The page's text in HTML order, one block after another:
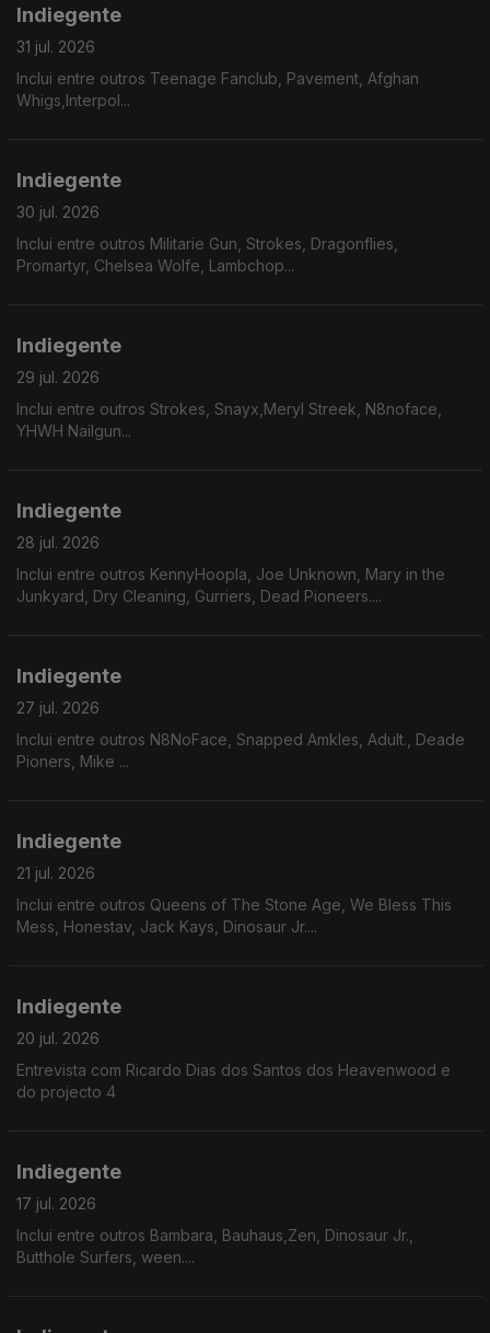
Indiegente
31 jul. 2026
Inclui entre outros Teenage Fanclub, Pavement, Afghan
Whigs,Interpol...
Indiegente
30 jul. 2026
Inclui entre outros Militarie Gun, Strokes, Dragonflies,
Promartyr, Chelsea Wolfe, Lambchop...
Indiegente
29 jul. 2026
Inclui entre outros Strokes, Snayx,Meryl Streek, N8noface,
YHWH Nailgun...
Indiegente
28 jul. 2026
Inclui entre outros KennyHoopla, Joe Unknown, Mary in the
Junkyard, Dry Cleaning, Gurriers, Dead Pioneers....
Indiegente
27 jul. 2026
Inclui entre outros N8NoFace, Snapped Amkles, Adult., Deade
Pioners, Mike ...
Indiegente
21 jul. 2026
Inclui entre outros Queens of The Stone Age, We Bless This
Mess, Honestav, Jack Kays, Dinosaur Jr....
Indiegente
20 jul. 2026
Entrevista com Ricardo Dias dos Santos dos Heavenwood e
do projecto 4
Indiegente
17 jul. 2026
Inclui entre outros Bambara, Bauhaus,Zen, Dinosaur Jr.,
Butthole Surfers, ween....